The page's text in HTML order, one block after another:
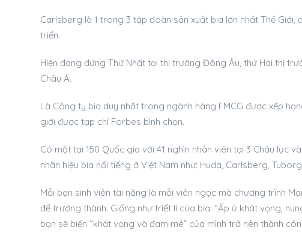
Carlsberg là 1 trong 3 tập đoàn sản xuất bia lớn nhất Thế
triển.
HIện đang đứng Thứ Nhất tại thị trường Đông Âu, thứ Hai thị
Châu Á.
Là Công ty bia duy nhất trong ngành hàng FMCG được xếp
giới được tạp chí Forbes bình chọn.
Có mặt tại 150 Quốc gia với 41 nghìn nhân viên tại 3 Châu lục
nhãn hiệu bia nổi tiếng ở Việt Nam như: Huda, Carlsberg,
Mỗi bạn sinh viên tài năng là mỗi viên ngọc mà chương trình
để trưởng thành. Giống như triết lí của bia: “Ấp ủ khát vọng,
bạn sẽ biến “khát vọng và đam mê” của mình trở nên thành